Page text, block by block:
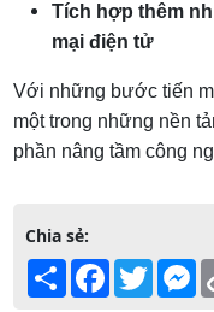
Tích hợp thêm
mại điện tử
Với những bước tiến
một trong những nền
phần nâng tầm công
Chia sẻ:
Share Facebook
Twitter